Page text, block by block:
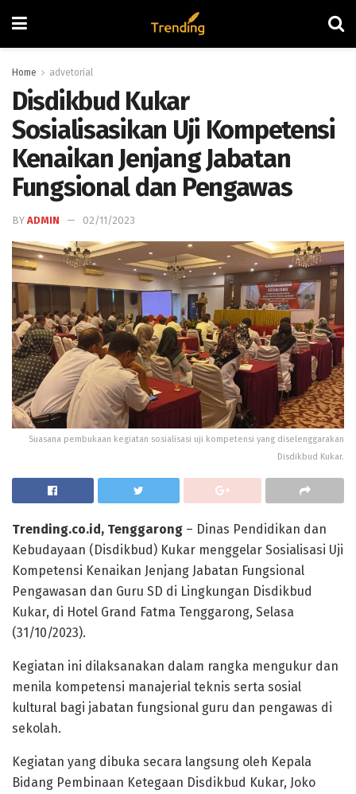
Home advetorial
Disdikbud Kukar
Sosialisasikan Uji Kompetensi
Kenaikan Jenjang Jabatan
Fungsional dan Pengawas
BY ADMIN 02/11/2023
Suasana pembukaan kegiatan sosialisasi uji kompetensi yang diselenggarakan
Disdikbud Kukar.
Trending.co.id, Tenggarong – Dinas Pendidikan dan
Kebudayaan (Disdikbud) Kukar menggelar Sosialisasi Uji
Kompetensi Kenaikan Jenjang Jabatan Fungsional
Pengawasan dan Guru SD di Lingkungan Disdikbud
Kukar, di Hotel Grand Fatma Tenggarong, Selasa
(31/10/2023).
Kegiatan ini dilaksanakan dalam rangka mengukur dan
menila kompetensi manajerial teknis serta sosial
kultural bagi jabatan fungsional guru dan pengawas di
sekolah.
Kegiatan yang dibuka secara langsung oleh Kepala
Bidang Pembinaan Ketegaan Disdikbud Kukar, Joko